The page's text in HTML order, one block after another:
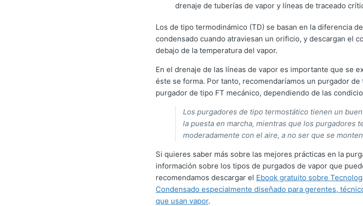
drenaje de tuberías de vapor y líneas de traceado
Los de tipo termodinámico (TD) se basan en la diferencia
condensado cuando atraviesan un orificio, y descargan el
debajo de la temperatura del vapor.
En el drenaje de las líneas de vapor es importante que se
éste se forma. Por tanto, recomendaríamos un purgador
purgador de tipo FT mecánico, dependiendo de las
Los purgadores de tipo termostático tienen un
la puesta en marcha, mientras que los purgadores
moderadamente con el aire, a no ser que se
Si quieres saber más sobre las mejores prácticas en la
información sobre los tipos de purgados de vapor que
recomendamos descargar el Ebook gratuito sobre
Condensado especialmente diseñado para gerentes,
que usan vapor.